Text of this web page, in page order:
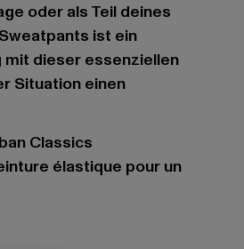
oder als Teil deines
ist ein
mit dieser essenziellen
Situation einen
Classics